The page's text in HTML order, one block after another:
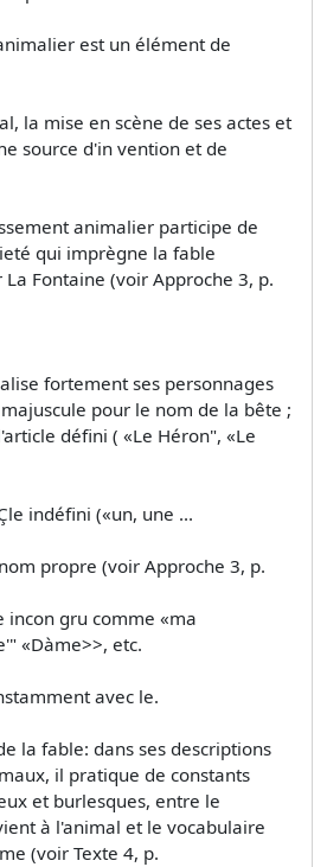
est un élément de
la mise en scène de ses actes et
source d'in­ vention et de
animalier participe de
qui imprègne la fable
Fontaine (voir Approche 3, p.
fortement ses personnages
pour le nom de la bête ;
défini ( «Le Héron", «Le
indéfini («un, une ...
propre (voir Approche 3, p.
incon­ gru comme «ma
«Dàme>>, etc.
avec le.
la fable: dans ses descriptions
il pratique de constants
et burlesques, entre le
à l'animal et le vocabulaire
(voir Texte 4, p.